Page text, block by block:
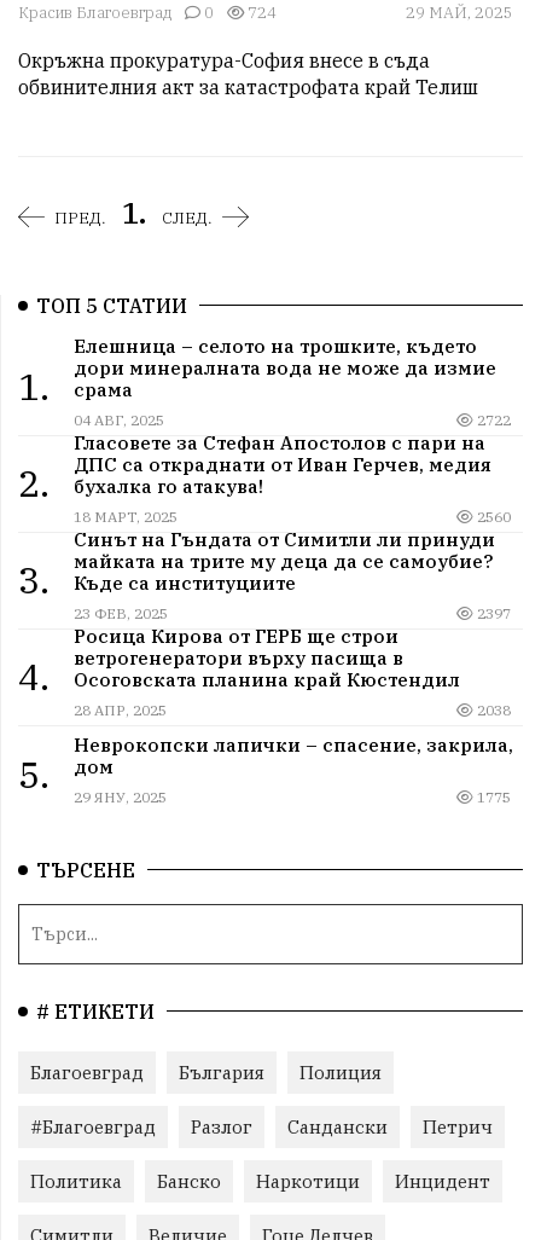
Красив Благоевград 0 724 29 МАЙ, 2025
Окръжна прокуратура-София внесе в съда
обвинителния акт за катастрофата край Телиш
ПРЕД. 1. СЛЕД.
ТОП 5 СТАТИИ
1.
Елешница – селото на трошките, където
дори минералната вода не може да измие
срама
04 АВГ, 2025 2722
2.
Гласовете за Стефан Апостолов с пари на
ДПС са откраднати от Иван Герчев, медия
бухалка го атакува!
18 МАРТ, 2025 2560
3.
Синът на Гъндата от Симитли ли принуди
майката на трите му деца да се самоубие?
Къде са институциите
23 ФЕВ, 2025 2397
4.
Росица Кирова от ГЕРБ ще строи
ветрогенератори върху пасища в
Осоговската планина край Кюстендил
28 АПР, 2025 2038
5.
Неврокопски лапички – спасение, закрила,
дом
29 ЯНУ, 2025 1775
ТЪРСЕНЕ
# ЕТИКЕТИ
Благоевград България Полиция
#Благоевград Разлог Сандански Петрич
Политика Банско Наркотици Инцидент
Симитли Величие Гоце Делчев